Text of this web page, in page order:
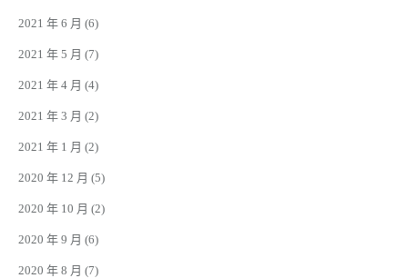
2021 年 6 月 (6)
2021 年 5 月 (7)
2021 年 4 月 (4)
2021 年 3 月 (2)
2021 年 1 月 (2)
2020 年 12 月 (5)
2020 年 10 月 (2)
2020 年 9 月 (6)
2020 年 8 月 (7)